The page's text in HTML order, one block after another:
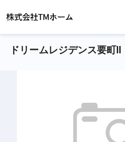
ドリームレジデンス要町Ⅱ